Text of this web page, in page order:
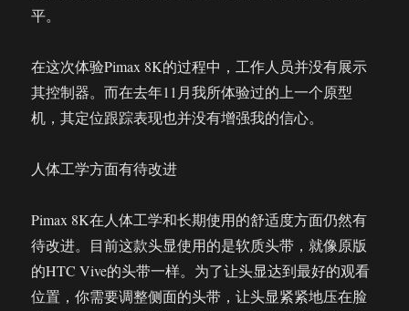
平。
在这次体验Pimax 8K的过程中，工作人员并没有展示
其控制器。而在去年11月我所体验过的上一个原型
机，其定位跟踪表现也并没有增强我的信心。
人体工学方面有待改进
Pimax 8K在人体工学和长期使用的舒适度方面仍然有
待改进。目前这款头显使用的是软质头带，就像原版
的HTC Vive的头带一样。为了让头显达到最好的观看
位置，你需要调整侧面的头带，让头显紧紧地压在脸